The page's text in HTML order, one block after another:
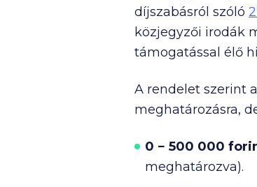
díjszabásról szóló
közjegyzői irodák
támogatással élő
A rendelet szerint a
meghatározásra,
0 − 500 000
meghatározva).